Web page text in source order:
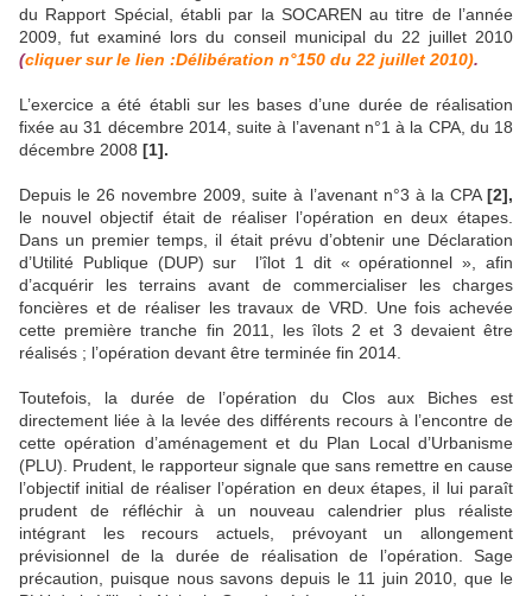
du Rapport Spécial, établi par la SOCAREN au titre de l’année
2009, fut examiné lors du conseil municipal du 22 juillet 2010
(cliquer sur le lien :Délibération n°150 du 22 juillet 2010).
L’exercice a été établi sur les bases d’une durée de réalisation
fixée au 31 décembre 2014, suite à l’avenant n°1 à la CPA, du 18
décembre 2008 [1].
Depuis le 26 novembre 2009, suite à l’avenant n°3 à la CPA [2],
le nouvel objectif était de réaliser l’opération en deux étapes.
Dans un premier temps, il était prévu d’obtenir une Déclaration
d’Utilité Publique (DUP) sur
l’îlot 1 dit « opérationnel », afin
d’acquérir les terrains avant de commercialiser les charges
foncières et de réaliser les travaux de VRD. Une fois achevée
cette première tranche fin 2011, les îlots 2 et 3 devaient être
réalisés ; l’opération devant être terminée fin 2014.
Toutefois, la durée de l’opération du Clos aux Biches est
directement liée à la levée des différents recours à l’encontre de
cette opération d’aménagement et du Plan Local d’Urbanisme
(PLU). Prudent, le rapporteur signale que sans remettre en cause
l’objectif initial de réaliser l’opération en deux étapes, il lui paraît
prudent de réfléchir à un nouveau calendrier plus réaliste
intégrant les recours actuels, prévoyant un allongement
prévisionnel de la durée de réalisation de l’opération. Sage
précaution, puisque nous savons depuis le 11 juin 2010, que le